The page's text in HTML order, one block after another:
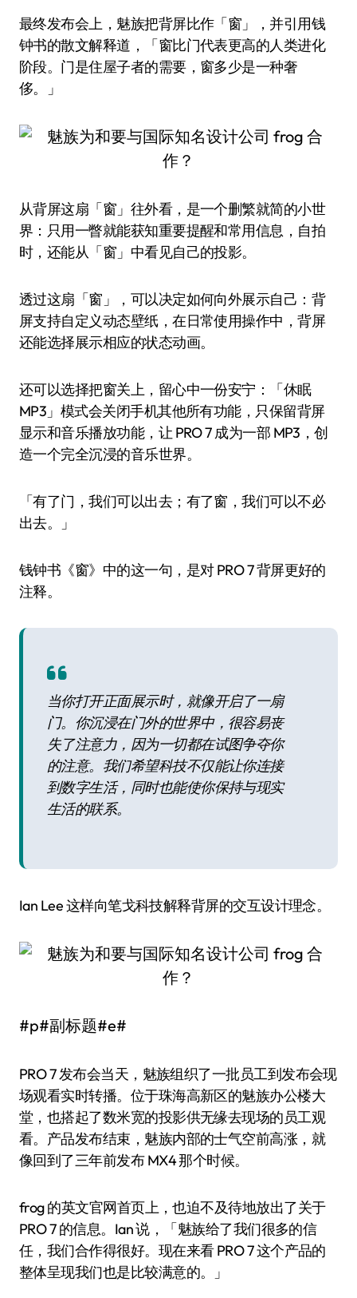
最终发布会上，魅族把背屏比作「窗」，并引用钱
钟书的散文解释道，「窗比门代表更高的人类进化
阶段。门是住屋子者的需要，窗多少是一种奢
侈。」
从背屏这扇「窗」往外看，是一个删繁就简的小世
界：只用一瞥就能获知重要提醒和常用信息，自拍
时，还能从「窗」中看见自己的投影。
透过这扇「窗」，可以决定如何向外展示自己：背
屏支持自定义动态壁纸，在日常使用操作中，背屏
还能选择展示相应的状态动画。
还可以选择把窗关上，留心中一份安宁：「休眠
MP3」模式会关闭手机其他所有功能，只保留背屏
显示和音乐播放功能，让 PRO 7 成为一部 MP3，创
造一个完全沉浸的音乐世界。
「有了门，我们可以出去；有了窗，我们可以不必
出去。」
钱钟书《窗》中的这一句，是对 PRO 7 背屏更好的
注释。
当你打开正面展示时，就像开启了一扇
门。你沉浸在门外的世界中，很容易丧
失了注意力，因为一切都在试图争夺你
的注意。我们希望科技不仅能让你连接
到数字生活，同时也能使你保持与现实
生活的联系。
Ian Lee 这样向笔戈科技解释背屏的交互设计理念。
#p#副标题#e#
PRO 7 发布会当天，魅族组织了一批员工到发布会现
场观看实时转播。位于珠海高新区的魅族办公楼大
堂，也搭起了数米宽的投影供无缘去现场的员工观
看。产品发布结束，魅族内部的士气空前高涨，就
像回到了三年前发布 MX4 那个时候。
frog 的英文官网首页上，也迫不及待地放出了关于
PRO 7 的信息。Ian 说，「魅族给了我们很多的信
任，我们合作得很好。现在来看 PRO 7 这个产品的
整体呈现我们也是比较满意的。」